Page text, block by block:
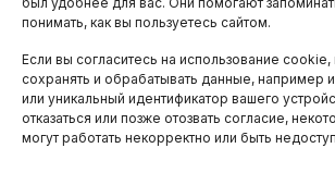
понимать, как вы пользуетесь сайтом.
Если вы согласитесь на использование
сохранять и обрабатывать данные, например
или уникальный идентификатор вашего
отказаться или позже отозвать согласие,
могут работать некорректно или быть
Как компании готовятся к
регулирования в сфере ИИ
На протяжении последних лет
СРЕДА, 4 МАРТА, 2026 ПРОЧИТАЛИ